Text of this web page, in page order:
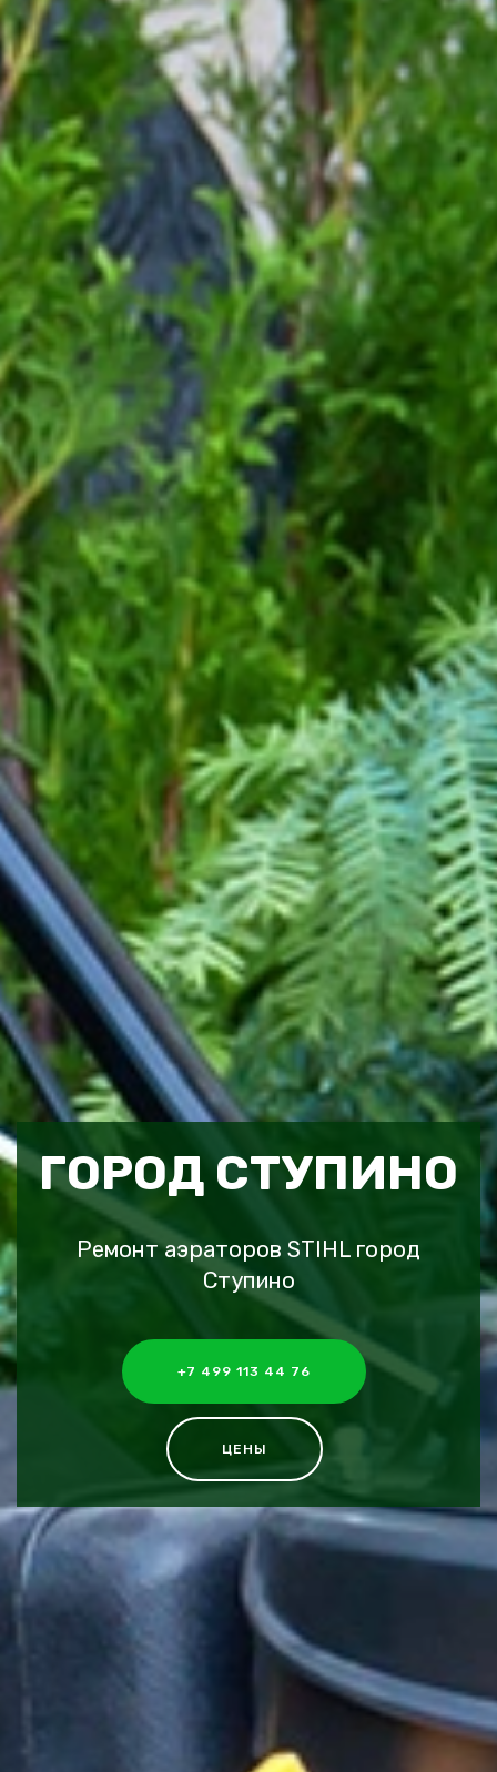
ГОРОД СТУПИНО
Ремонт аэраторов STIHL город
Ступино
+7 499 113 44 76
ЦЕНЫ